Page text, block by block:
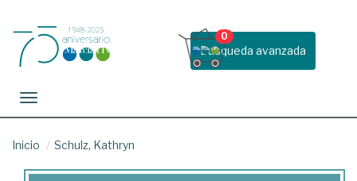
Busqueda avanzada
0
Toggle navigation
Inicio Schulz, Kathryn